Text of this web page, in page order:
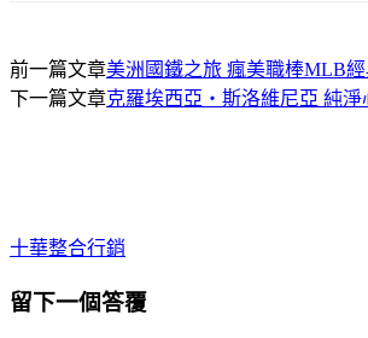
前一篇文章美洲國鐵之旅 瘋美職棒MLB
下一篇文章克羅埃西亞‧斯洛維尼亞 純淨
十華整合行銷
留下一個答覆